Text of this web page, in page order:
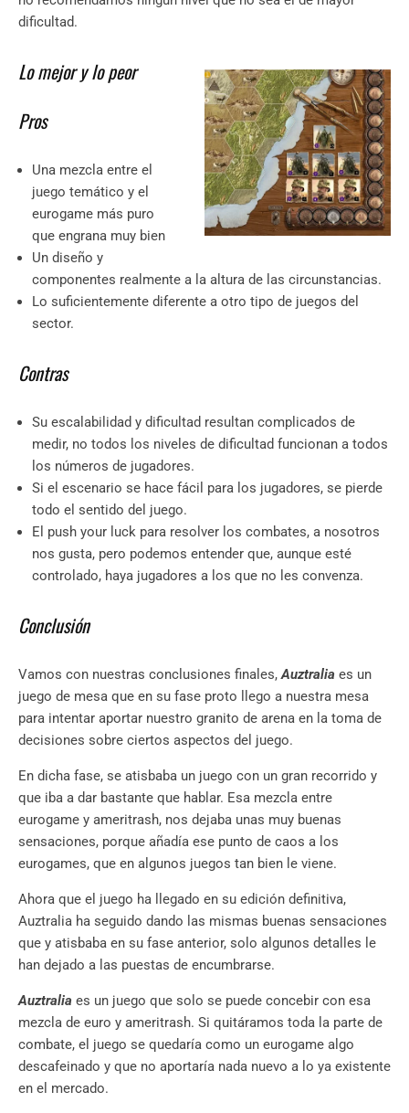
dificultad.
Lo mejor y lo peor
Pros
Una mezcla entre el
juego temático y el
eurogame más puro
que engrana muy bien
Un diseño y
componentes realmente a la altura de las circunstancias.
Lo suficientemente diferente a otro tipo de juegos del
sector.
Contras
Su escalabilidad y dificultad resultan complicados de
medir, no todos los niveles de dificultad funcionan a todos
los números de jugadores.
Si el escenario se hace fácil para los jugadores, se pierde
todo el sentido del juego.
El push your luck para resolver los combates, a nosotros
nos gusta, pero podemos entender que, aunque esté
controlado, haya jugadores a los que no les convenza.
Conclusión
Vamos con nuestras conclusiones finales,Auztralia es un
juego de mesa que en su fase proto llego a nuestra mesa
para intentar aportar nuestro granito de arena en la toma de
decisiones sobre ciertos aspectos del juego.
En dicha fase, se atisbaba un juego con un gran recorrido y
que iba a dar bastante que hablar. Esa mezcla entre
eurogame y ameritrash, nos dejaba unas muy buenas
sensaciones, porque añadía ese punto de caos a los
eurogames, que en algunos juegos tan bien le viene.
Ahora que el juego ha llegado en su edición definitiva,
Auztralia ha seguido dando las mismas buenas sensaciones
que y atisbaba en su fase anterior, solo algunos detalles le
han dejado a las puestas de encumbrarse.
Auztralia es un juego que solo se puede concebir con esa
mezcla de euro y ameritrash. Si quitáramos toda la parte de
combate, el juego se quedaría como un eurogame algo
descafeinado y que no aportaría nada nuevo a lo ya existente
en el mercado.